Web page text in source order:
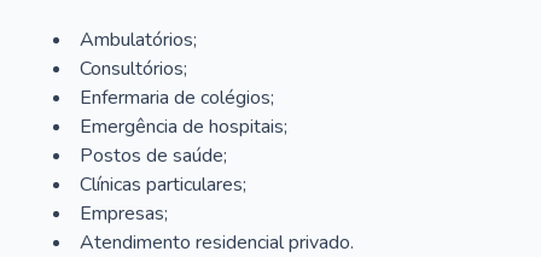
Ambulatórios;
Consultórios;
Enfermaria de colégios;
Emergência de hospitais;
Postos de saúde;
Clínicas particulares;
Empresas;
Atendimento residencial privado.